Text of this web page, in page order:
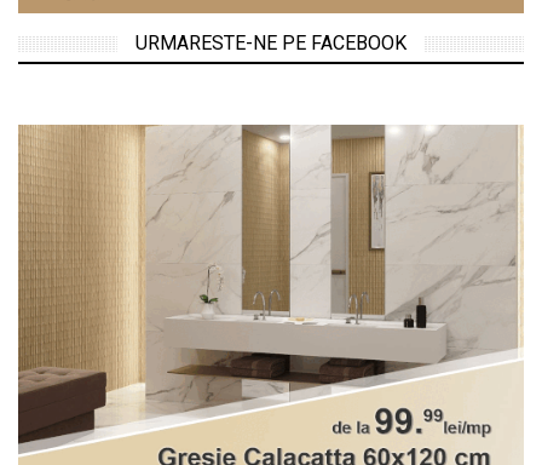
URMARESTE-NE PE FACEBOOK